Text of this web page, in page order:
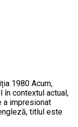
1980 Acum,
în contextul actual,
a impresionat
titlul este